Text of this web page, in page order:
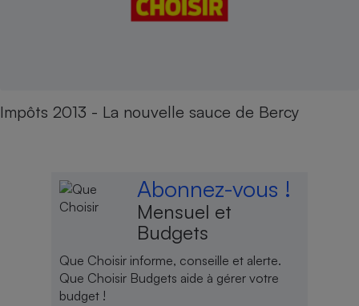
Impôts 2013 - La nouvelle sauce de Bercy
Abonnez-vous !
Mensuel et
Budgets
Que Choisir informe, conseille et alerte.
Que Choisir Budgets aide à gérer votre
budget !